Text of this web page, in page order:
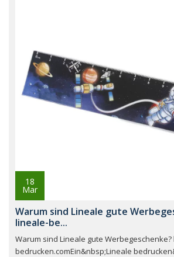
18
Mar
Warum sind Lineale gute
lineale-be...
Warum sind Lineale gute
bedrucken.comEin&nbsp;Lineale